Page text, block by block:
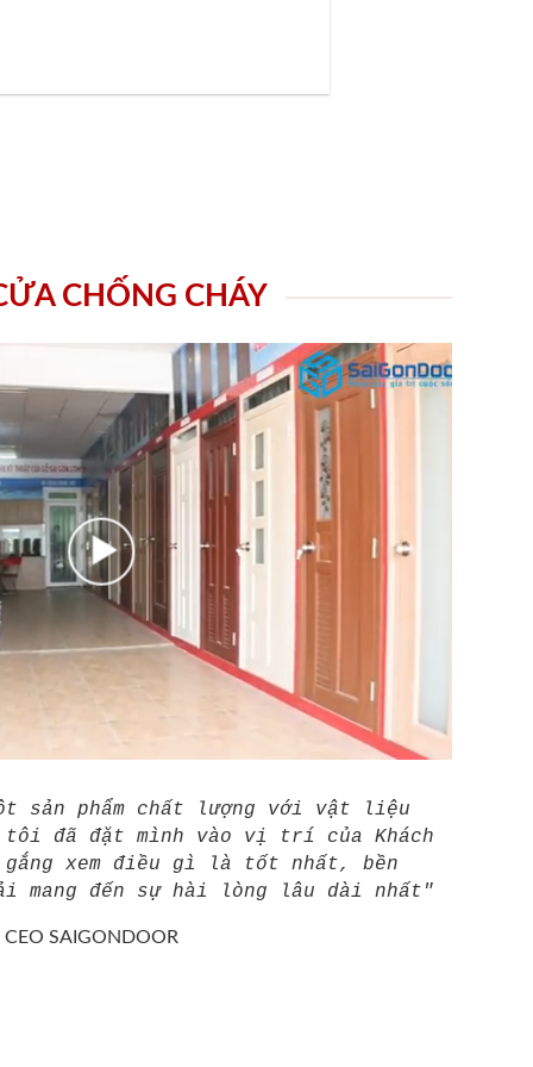
CHỐNG CHÁY
sản phẩm chất lượng với vật liệu
đã đặt mình vào vị trí của Khách
gắng xem điều gì là tốt nhất, bền
mang đến sự hài lòng lâu dài nhất"
CEO SAIGONDOOR